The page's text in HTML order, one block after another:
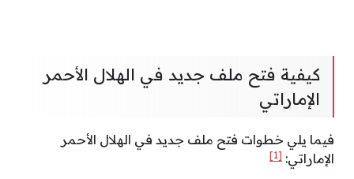
كيفية فتح ملف جديد في الهلال الأحمر
الإماراتي
فيما يلي خطوات فتح ملف جديد في الهلال الأحمر
الإماراتي: [1]